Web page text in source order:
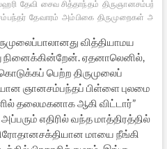
தேவி சைவ சித்தாந்தம் திருஞானசம்பந்தர்
தேவாரம் அம்பிகை திருமுறைகள்
வித்தியாமய
நினைக்கின்றேன். ஏதனாலெனில்,
பெற்ற திருமுலைப்
ஞானசம்பந்தப் பிள்ளை புலமை
தலைமகனாக ஆகி விட்டார்”
எதிரில் வந்த மாத்திரத்தில்
மாயை நீங்கி